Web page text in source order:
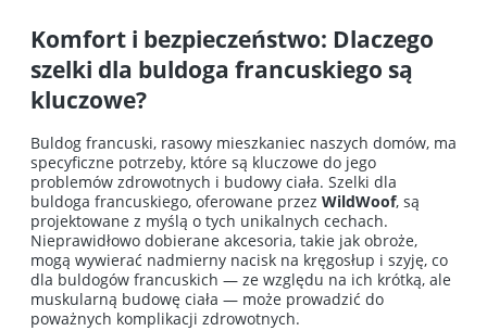
Komfort i bezpieczeństwo: Dlaczego
szelki dla buldoga francuskiego są
kluczowe?
Buldog francuski, rasowy mieszkaniec naszych domów, ma
specyficzne potrzeby, które są kluczowe do jego
problemów zdrowotnych i budowy ciała. Szelki dla
buldoga francuskiego, oferowane przez WildWoof, są
projektowane z myślą o tych unikalnych cechach.
Nieprawidłowo dobierane akcesoria, takie jak obroże,
mogą wywierać nadmierny nacisk na kręgosłup i szyję, co
dla buldogów francuskich — ze względu na ich krótką, ale
muskularną budowę ciała — może prowadzić do
poważnych komplikacji zdrowotnych.